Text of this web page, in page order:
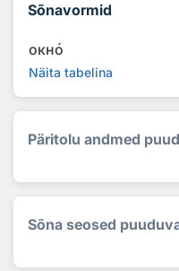
Sõnavormid
окно
Näita tabelina
Päritolu andmed
Sõna seosed